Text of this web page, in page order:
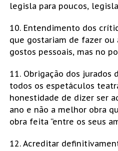
legisla para poucos,
10. Entendimento dos
que gostariam de fazer ou
gostos pessoais, mas no
11. Obrigação dos jurados
todos os espetáculos
honestidade de dizer ser
ano e não a melhor obra
obra feita “entre os seus
12. Acreditar